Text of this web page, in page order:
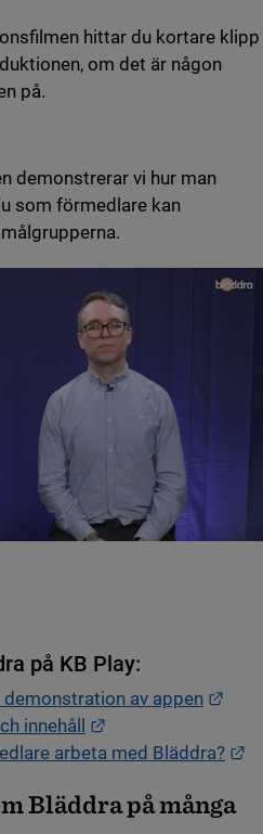
hittar du kortare klipp
om det är någon
på.
demonstrerar vi hur man
som förmedlare kan
på KB Play:
av appen
innehåll
arbeta med Bläddra?
Bläddra på många